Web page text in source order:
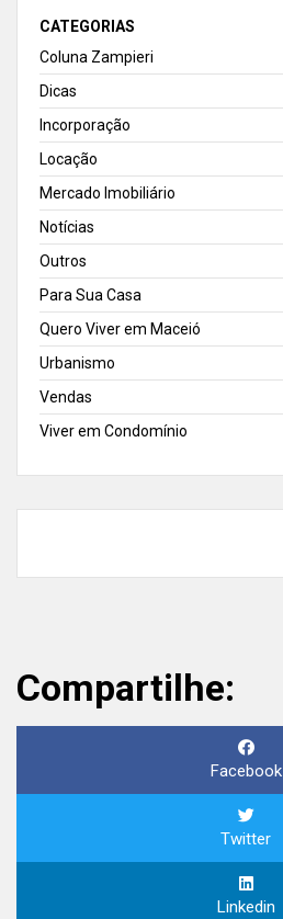
CATEGORIAS
Coluna Zampieri
Dicas
Incorporação
Locação
Mercado Imobiliário
Notícias
Outros
Para Sua Casa
Quero Viver em Maceió
Urbanismo
Vendas
Viver em Condomínio
Compartilhe:
Facebook
Twitter
Linkedin